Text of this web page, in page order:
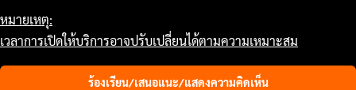
หมายเหตุ:
เวลาการเปิดให้บริการอาจปรับเปลี่ยนได้ตามความเหมาะสม
ร้องเรียน/เสนอแนะ/แสดงความคิดเห็น